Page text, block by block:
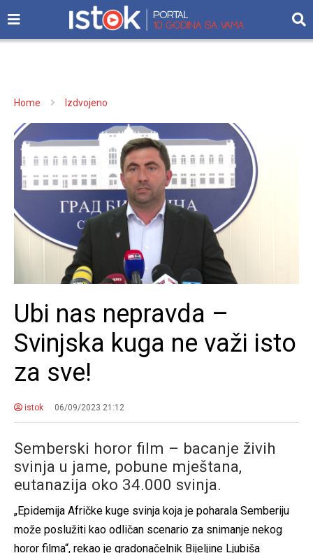
Home Izdvojeno
Ubi nas nepravda –
Svinjska kuga ne važi isto
za sve!
istok 06/09/2023 21:12
Semberski horor film – bacanje živih
svinja u jame, pobune mještana,
eutanazija oko 34.000 svinja.
„Epidemija Afričke kuge svinja koja je poharala Semberiju
može poslužiti kao odličan scenario za snimanje nekog
horor filma“, rekao je gradonačelnik Bijeljine Ljubiša